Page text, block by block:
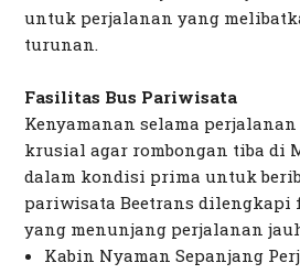
untuk perjalanan yang
turunan.
Fasilitas Bus Pariwisata
Kenyamanan selama
krusial agar rombongan tiba di
dalam kondisi prima untuk
pariwisata Beetrans dilengkapi
yang menunjang perjalanan
Kabin Nyaman Sepanjang